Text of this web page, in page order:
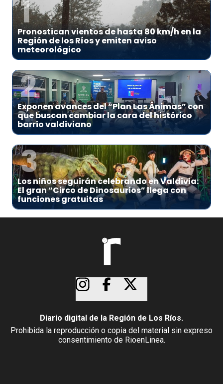
1
Pronostican vientos de hasta 80 km/h en la
Región de los Ríos y emiten aviso
meteorológico
2
Exponen avances del “Plan Las Ánimas” con
que buscan cambiar la cara del histórico
barrio valdiviano
3
Los niños seguirán celebrando en Valdivia:
El gran “Circo de Dinosaurios” llega con
funciones gratuitas
Diario digital de la Región de Los Ríos.
Prohibida la reproducción o copia del material sin expreso
consentimiento de RioenLinea.